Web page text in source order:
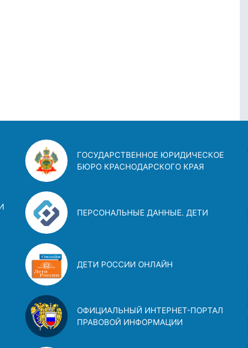
ГОСУДАРСТВЕННОЕ ЮРИДИЧЕСКОЕ
БЮРО КРАСНОДАРСКОГО КРАЯ
ПЕРСОНАЛЬНЫЕ ДАННЫЕ. ДЕТИ
ДЕТИ РОССИИ ОНЛАЙН
ОФИЦИАЛЬНЫЙ ИНТЕРНЕТ-ПОРТАЛ
ПРАВОВОЙ ИНФОРМАЦИИ